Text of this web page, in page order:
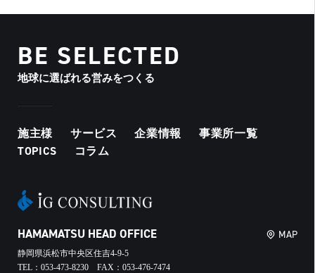
BE SELECTED
地球に選ばれる営みをつくる
施主様 サービス 企業情報
事業所一覧
TOPICS
コラム
HAMAMATSU HEAD OFFICE
静岡県浜松市中央区住吉4-9-5
TEL：053-473-8230 FAX：053-476-7474
MAP